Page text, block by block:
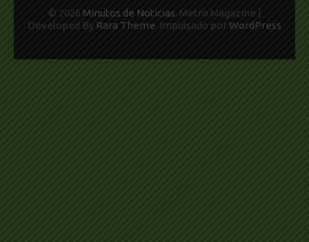
© 2026 Minutos de Noticias. Metro Magazine |
Developed By Rara Theme. Impulsado por WordPress